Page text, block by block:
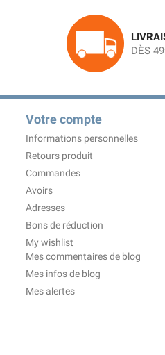
DÈS
Votre compte
Informations personnelles
Retours produit
Commandes
Avoirs
Adresses
Bons de réduction
My wishlist
Mes commentaires de blog
Mes infos de blog
Mes alertes